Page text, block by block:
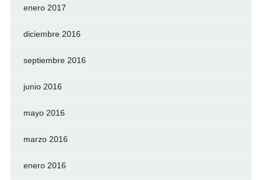
enero 2017
diciembre 2016
septiembre 2016
junio 2016
mayo 2016
marzo 2016
enero 2016